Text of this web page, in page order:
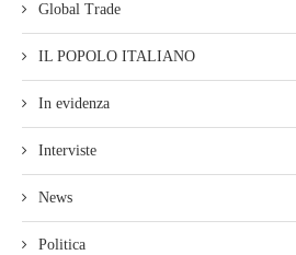
Global Trade
IL POPOLO ITALIANO
In evidenza
Interviste
News
Politica